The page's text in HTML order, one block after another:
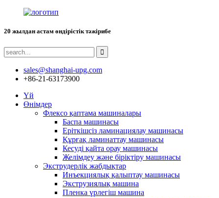
20 жылдан астам өндірістік тәжірибе
sales@shanghai-upg.com
+86-21-63173900
Үй
Өнімдер
Флексо қаптама машиналары
Баспа машинасы
Еріткішсіз ламинациялау машинасы
Құрғақ ламинаттау машинасы
Кесуді қайта орау машинасы
Желімдеу және біріктіру машинасы
Экструдерлік жабдықтар
Инъекциялық қалыптау машинасы
Экструзиялық машина
Пленка үрлегіш машина